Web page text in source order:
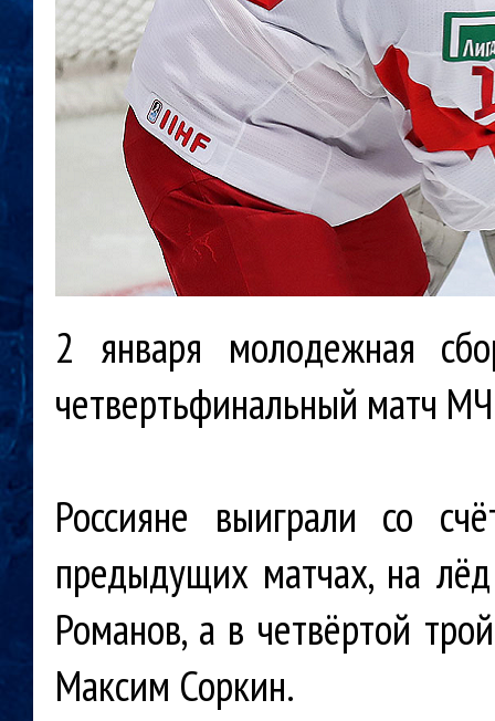
2 января молодежная
четвертьфинальный матч
Россияне выиграли со
предыдущих матчах, на
Романов, а в четвёртой
Максим Соркин.